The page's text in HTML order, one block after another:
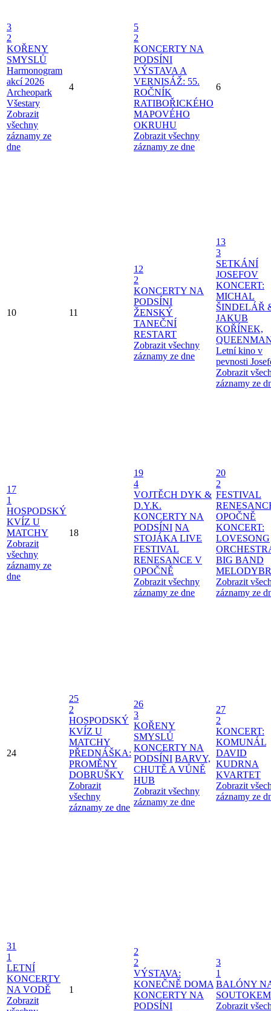
3
2
KOŘENY
SMYSLŮ
Harmonogram
akcí 2026
Archeopark
Všestary
Zobrazit
všechny
záznamy ze
dne
4
5
2
KONCERTY NA
PODSÍNI
VÝSTAVA A
VERNISÁŽ: 55.
ROČNÍK
RATIBOŘICKÉHO
MAPOVÉHO
OKRUHU
Zobrazit všechny
záznamy ze dne
6
10 11
12
2
KONCERTY NA
PODSÍNI
ŽENSKÝ
TANEČNÍ
RESTART
Zobrazit všechny
záznamy ze dne
13
3
SETKÁNÍ
JOSEFOV
KONCERT:
MICHAL
ŠINDELÁŘ
JAKUB
KOŘÍNEK,
Letní kino v
pevnosti
Zobrazit
záznamy ze
17
1
HOSPODSKÝ
KVÍZ U
MATCHY
Zobrazit
všechny
záznamy ze
dne
18
19
4
VOJTĚCH DYK &
D.Y.K.
KONCERTY NA
PODSÍNI NA
STOJÁKA LIVE
FESTIVAL
RENESANCE V
OPOČNĚ
Zobrazit všechny
záznamy ze dne
20
2
FESTIVAL
OPOČNĚ
KONCERT:
LOVESONG
BIG BAND
Zobrazit
záznamy ze
24
25
2
HOSPODSKÝ
KVÍZ U
MATCHY
PŘEDNÁŠKA:
PROMĚNY
DOBRUŠKY
Zobrazit
všechny
záznamy ze dne
26
3
KOŘENY
SMYSLŮ
KONCERTY NA
PODSÍNI BARVY,
CHUTĚ A VŮNĚ
HUB
Zobrazit všechny
záznamy ze dne
27
2
KONCERT:
KOMUNÁL
DAVID
KUDRNA
KVARTET
Zobrazit
záznamy ze
31
1
LETNÍ
KONCERTY
NA VODĚ
Zobrazit
1
2
2
VÝSTAVA:
KONEČNĚ DOMA
KONCERTY NA
PODSÍNI
3
1
BALÓNY
SOUTOKEM
Zobrazit